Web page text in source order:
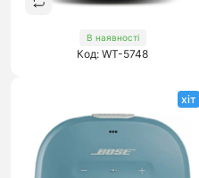
В наявності
Код: WT-5748
хіт